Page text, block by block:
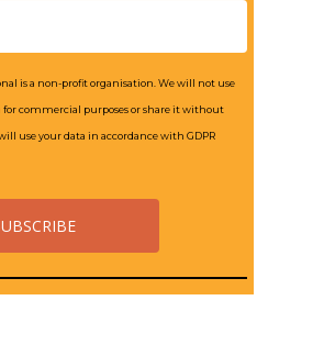
is a non-profit organisation. We will not use
for commercial purposes or share it without
use your data in accordance with GDPR